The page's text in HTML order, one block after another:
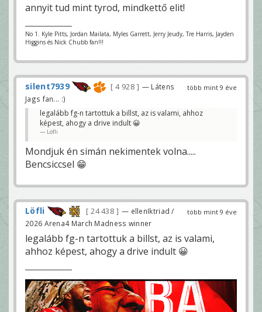
annyit tud mint tyrod, mindkettő elit!
No 1. Kyle Pitts, Jordan Mailata, Myles Garrett, Jerry Jeudy, Tre Harris, Jayden
Higgins és Nick Chubb fan!!!
több mint 9 éve
silent7939 4 928
— Látens
Jags fan... :)
legalább fg-n tartottuk a billst, az is valami, ahhoz
képest, ahogy a drive indult 😀
Löfli
Mondjuk én simán nekimentek volna.....
Bencsiccsel 😁
több mint 9 éve
Löfli 24 438
— ellenIktriad /
2026 Arena4 March Madness winner
legalább fg-n tartottuk a billst, az is valami,
ahhoz képest, ahogy a drive indult 😀